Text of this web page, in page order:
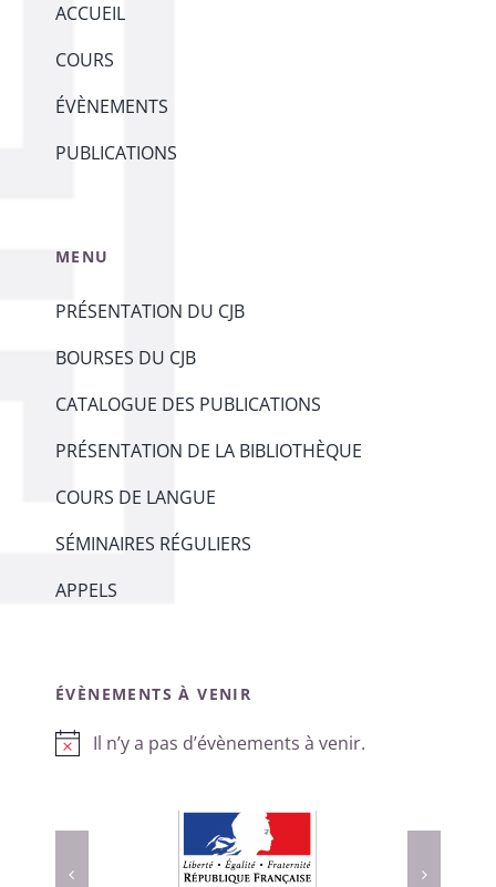
ACCUEIL
COURS
ÉVÈNEMENTS
PUBLICATIONS
MENU
PRÉSENTATION DU CJB
BOURSES DU CJB
CATALOGUE DES PUBLICATIONS
PRÉSENTATION DE LA BIBLIOTHÈQUE
COURS DE LANGUE
SÉMINAIRES RÉGULIERS
APPELS
ÉVÈNEMENTS À VENIR
Notice
Il n’y a pas d’évènements à venir.